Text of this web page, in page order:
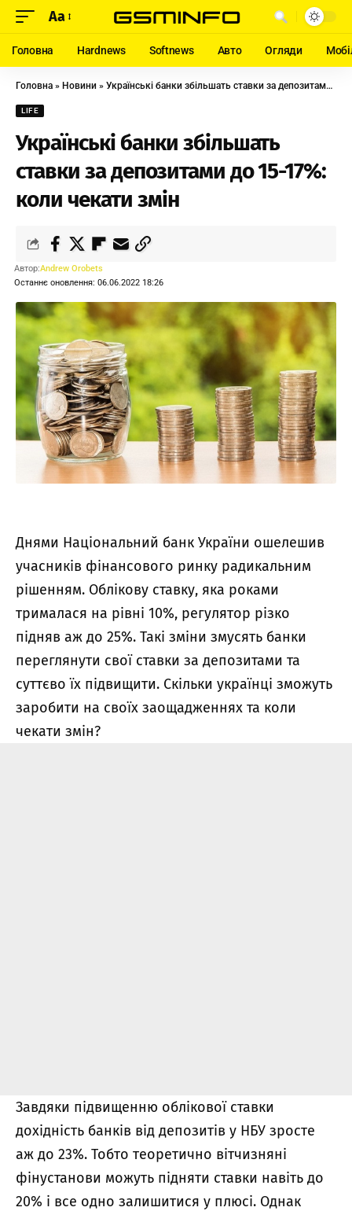
Aa
Головна Hardnews Softnews Авто Огляди
Головна » Новини » Українські банки збільшать ставки за депозитами до 15-17%: коли чекати змін
LIFE
Українські банки збільшать
ставки за депозитами до 15-17%:
коли чекати змін
Останнє оновлення: 06.06.2022 18:26
Автор:Andrew Orobets
Днями Національний банк України ошелешив
учасників фінансового ринку радикальним
рішенням. Облікову ставку, яка роками
трималася на рівні 10%, регулятор різко
підняв аж до 25%. Такі зміни змусять банки
переглянути свої ставки за депозитами та
суттєво їх підвищити. Скільки українці зможуть
заробити на своїх заощадженнях та коли
чекати змін?
Завдяки підвищенню облікової ставки
дохідність банків від депозитів у НБУ зросте
аж до 23%. Тобто теоретично вітчизняні
фінустанови можуть підняти ставки навіть до
20% і все одно залишитися у плюсі. Однак